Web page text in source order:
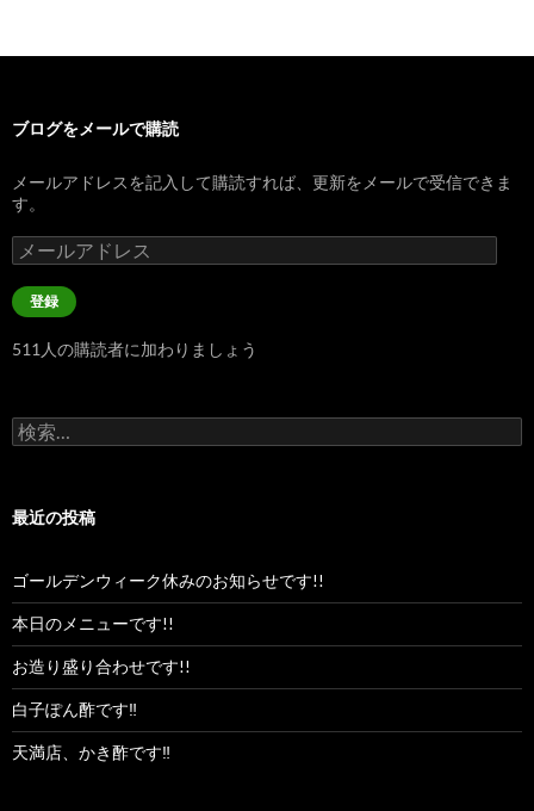
ブログをメールで購読
メールアドレスを記入して購読すれば、更新をメールで受信できま
す。
メ
ー
ル
ア
レ
登録
511人の購読者に加わりましょう
検
索:
最近の投稿
ゴールデンウィーク休みのお知らせです!!
本日のメニューです!!
お造り盛り合わせです!!
白子ぽん酢です‼︎
天満店、かき酢です‼︎